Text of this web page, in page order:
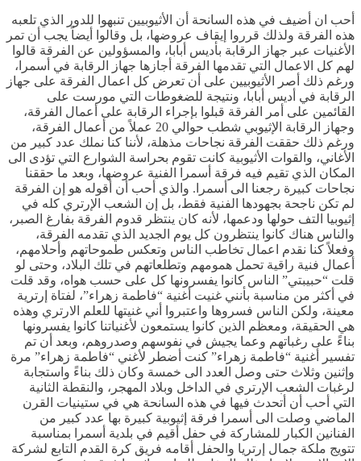
أحب ان أضيف في هذه السانحة أن الأثيوبيين تنبهوا للدور الذي تلعبه
هذه الفرقة ولذلك قرروا إيقاف عروضها، بل وقالوا أيضاً يجب أن تمر
الأغنيات عبر جهاز الرقابة بأديس أبابا، والمسؤولين عن الفرقة قالوا
لهم كل الاعمال التي تقدمها الفرقة أجازها جهاز الرقابة في أسمرا،
ورغم ذلك أصر الأثيوبيين على أن تعرض كل اعمال الفرقة على جهاز
الرقابة في أديس أبابا، ونتيجة للضغوطات التي مورست على
القائمين على أمر الفرقة قبلوا بإجراء الرقابة على أعمال الفرقة،
وجهاز الرقابة الإثيوبي شطب حوالي 20 عملاً من أعمال الفرقة،
ورغم ذلك حققت الفرقة نجاحات مذهلة، لأننا كنا نملك عدد كبير من
الأغاني، والقوات الأثيوبية كانت تقوم بحراسة الشوارع التي تؤدى الى
المكان الذي تقيم فيه فرقة أسمرا الفنية عروضها، وبعد ما حققنا
نجاحات كبيرة رجعنا الى أسمرا. والذي أحب أن أقوله هو إن الفرقة
لم تكن ناجحة بجهودها الفنية فقط، بل إن الشعب الإرتري كله في
إثيوبيا التف حولها ودعمها، لأنه كان ينتظر قدوم الفرقة بفارغ الصبر،
والناس هناك كانوا ينتظرون كل يوم الجديد الذي تقدمه الفرقة،
وفعلاً كنا نقدم اعمال تخاطب الناس وتعكس طموحاتهم وأحلامهم،
أعمال فنية راقية تحمل همومهم وتطلعاتهم في تلك البلاد، وحتى لو
قلت “حبيبتي” الناس كانوا يفسرونها كل على حسب هواه، وقد قلت
في أكثر من مناسبة بأنني غنيت أغنية “فاطمة زهراء”، لفتاة إرترية
معينة، ولكن الناس فسروها واعتبروا أني غنيتها للعلم الارتري وهذه
هي الحقيقة، ومعظم الذين كانوا يستمعون لأغنياتنا كانوا يفسرونها
بناءً على رغباتهم وعما يجيش في نفوسهم وصدروهم، وبعد أن تم
تفسير أغنية “فاطمة زهراء” كنت أضطر لأغني “فاطمة زهراء” مرة
وإثنين وثلاث حتى وصل العدد الى خمسة وكان ذلك بناءً واستجابة
لرغبات الشعب الإرتري في الداخل وبلاد المهجر، والنقطة الثانية
التي أحب أن أتحدث فيها في هذه السانحة هي في ستينيات القرن
الماضي وصلت الى أسمرا فرقة إثيوبية كبيرة بها عدد كبير من
الفنانين الكبار للمشاركة في حفل أقيم في بلدية أسمرا بمناسبة
تتويج ملكة جمال إرتريا والحفل أقامه فريق كرة القدم التابع لشركة